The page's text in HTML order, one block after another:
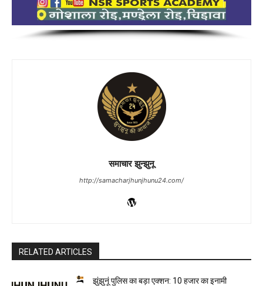
समाचार झुन्झुनू
http://samacharjhunjhunu24.com/
RELATED ARTICLES
झुंझुनूं पुलिस का बड़ा एक्शन: 10 हजार का इनामी